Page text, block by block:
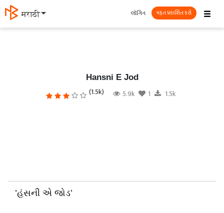
मराठी ☰
લૉગિન મફત પ્રકાશિત કરો
Hansni E Jod
(1.5k) 5.9k 1 1.5k
’હંસની એ જોડ’